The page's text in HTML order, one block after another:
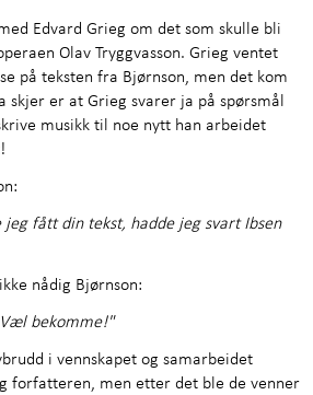
Edvard Grieg om det som skulle bli
Olav Tryggvasson. Grieg ventet
på teksten fra Bjørnson, men det kom
skjer er at Grieg svarer ja på spørsmål
musikk til noe nytt han arbeidet
jeg fått din tekst, hadde jeg svart Ibsen
nådig Bjørnson:
bekomme!"
i vennskapet og samarbeidet
forfatteren, men etter det ble de venner